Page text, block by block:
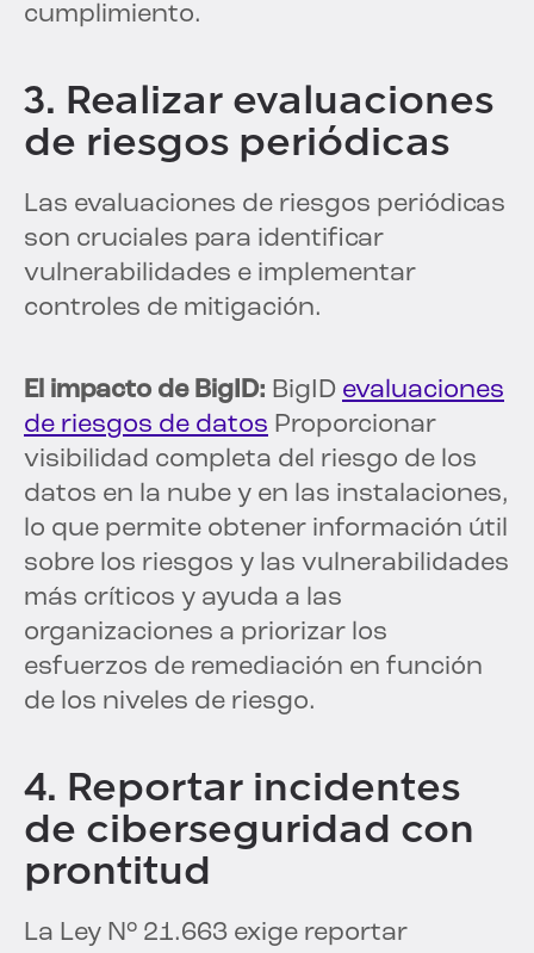
cumplimiento.
3. Realizar evaluaciones
de riesgos periódicas
Las evaluaciones de riesgos periódicas
son cruciales para identificar
vulnerabilidades e implementar
controles de mitigación.
El impacto de BigID: BigID evaluaciones
de riesgos de datos Proporcionar
visibilidad completa del riesgo de los
datos en la nube y en las instalaciones,
lo que permite obtener información útil
sobre los riesgos y las vulnerabilidades
más críticos y ayuda a las
organizaciones a priorizar los
esfuerzos de remediación en función
de los niveles de riesgo.
4. Reportar incidentes
de ciberseguridad con
prontitud
La Ley N° 21.663 exige reportar